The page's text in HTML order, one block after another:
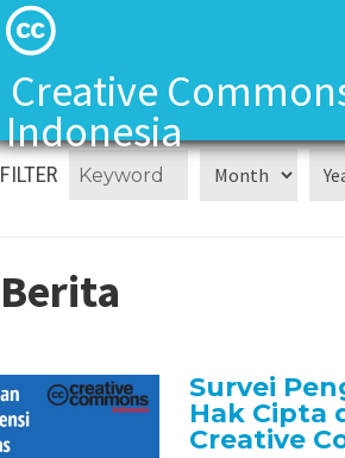
Creative
Indonesia
Tentang
Creative Commons
Kontak
Lisensi CC
Tentang
Creative Commons
Kontak
Lisensi CC
FILTER
Berita
Survei
Hak Cipta
Creative